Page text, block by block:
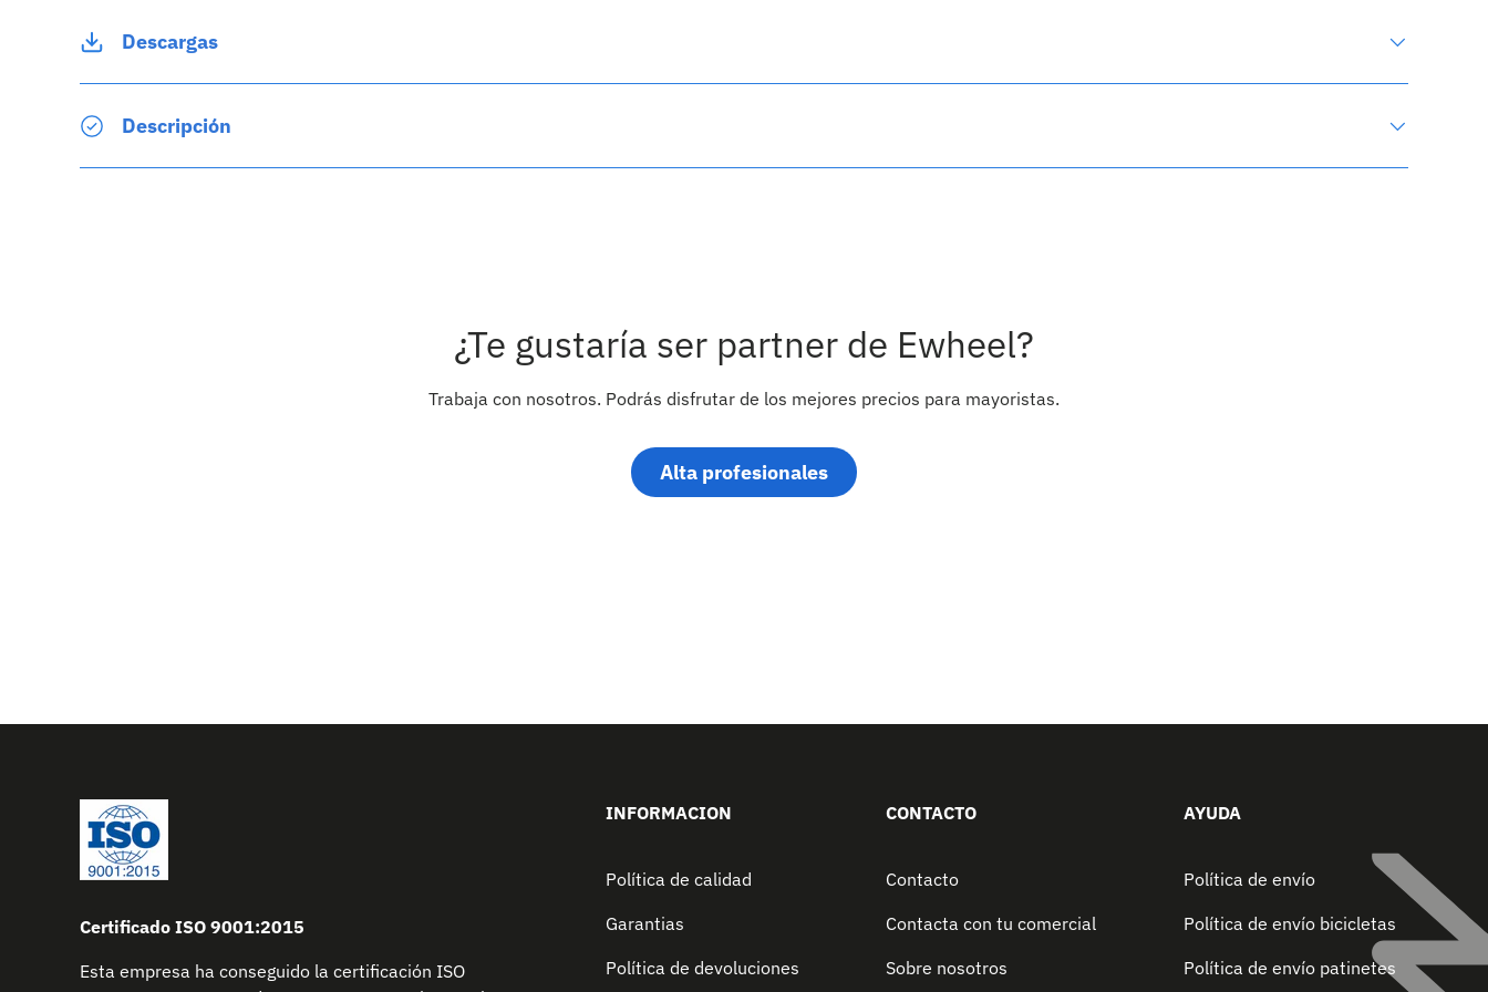
Descargas
Descripción
¿Te gustaría ser partner de Ewheel?
Trabaja con nosotros. Podrás disfrutar de los mejores precios para mayoristas.
Alta profesionales
Certificado ISO 9001:2015
Esta empresa ha conseguido la certificación ISO
INFORMACION
Política de calidad
Garantias
Política de devoluciones
CONTACTO
Contacto
Contacta con tu comercial
Sobre nosotros
AYUDA
Política de envío
Política de envío bicicletas
Política de envío patinetes